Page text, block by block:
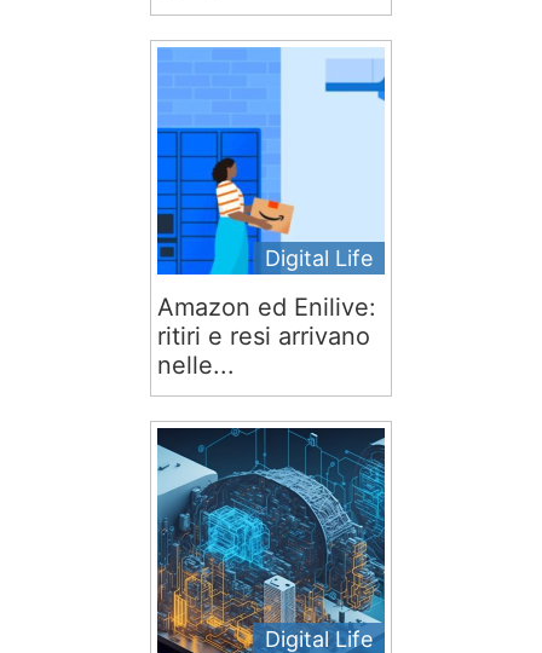
Digital Life
Amazon ed Enilive:
ritiri e resi arrivano
nelle...
Digital Life